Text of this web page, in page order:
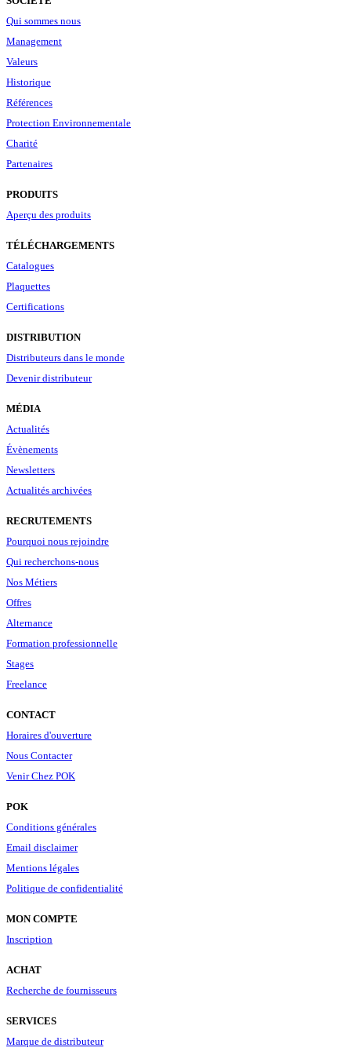
Qui sommes nous
Management
Valeurs
Historique
Références
Protection Environnementale
Charité
Partenaires
PRODUITS
Aperçu des produits
TÉLÉCHARGEMENTS
Catalogues
Plaquettes
Certifications
DISTRIBUTION
Distributeurs dans le monde
Devenir distributeur
MÉDIA
Actualités
Évènements
Newsletters
Actualités archivées
RECRUTEMENTS
Pourquoi nous rejoindre
Qui recherchons-nous
Nos Métiers
Offres
Alternance
Formation professionnelle
Stages
Freelance
CONTACT
Horaires d'ouverture
Nous Contacter
Venir Chez POK
POK
Conditions générales
Email disclaimer
Mentions légales
Politique de confidentialité
MON COMPTE
Inscription
ACHAT
Recherche de fournisseurs
SERVICES
Marque de distributeur